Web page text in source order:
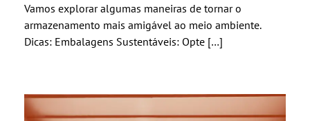
Vamos explorar algumas maneiras de tornar o
armazenamento mais amigável ao meio ambiente.
Dicas: Embalagens Sustentáveis: Opte […]